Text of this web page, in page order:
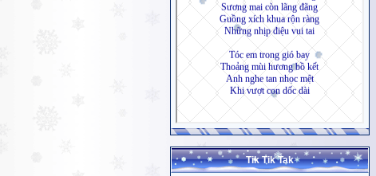
Tik Tik Tak